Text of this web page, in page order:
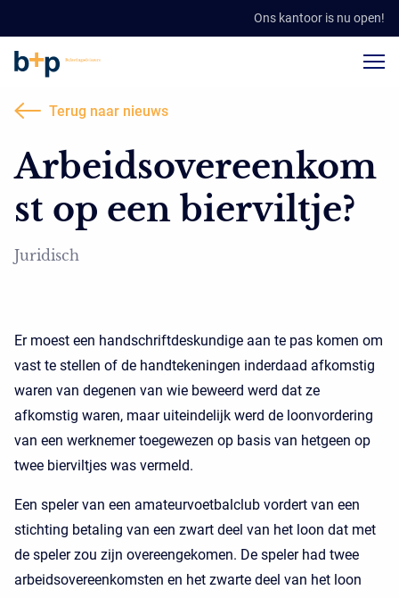
Ons kantoor is nu open!
Terug naar nieuws
Arbeidsovereenkom
st op een bierviltje?
Juridisch
Er moest een handschriftdeskundige aan te pas komen om
vast te stellen of de handtekeningen inderdaad afkomstig
waren van degenen van wie beweerd werd dat ze
afkomstig waren, maar uiteindelijk werd de loonvordering
van een werknemer toegewezen op basis van hetgeen op
twee bierviltjes was vermeld.
Een speler van een amateurvoetbalclub vordert van een
stichting betaling van een zwart deel van het loon dat met
de speler zou zijn overeengekomen. De speler had twee
arbeidsovereenkomsten en het zwarte deel van het loon